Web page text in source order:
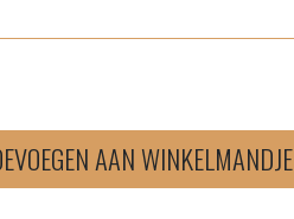
AAN WINKELMANDJE